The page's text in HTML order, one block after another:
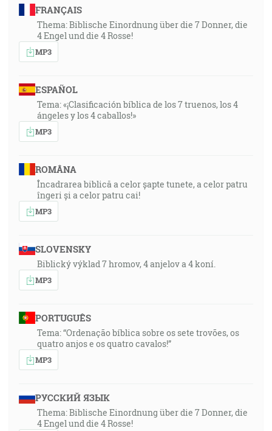
FRANÇAIS
Thema: Biblische Einordnung über die 7 Donner, die
4 Engel und die 4 Rosse!
MP3
ESPAÑOL
Tema: «¡Clasificación bíblica de los 7 truenos, los 4
ángeles y los 4 caballos!»
MP3
ROMÂNA
Încadrarea biblică a celor șapte tunete, a celor patru
îngeri și a celor patru cai!
MP3
SLOVENSKY
Biblický výklad 7 hromov, 4 anjelov a 4 koní.
MP3
PORTUGUÊS
Tema: “Ordenação bíblica sobre os sete trovões, os
quatro anjos e os quatro cavalos!”
MP3
РУССКИЙ ЯЗЫК
Thema: Biblische Einordnung über die 7 Donner, die
4 Engel und die 4 Rosse!